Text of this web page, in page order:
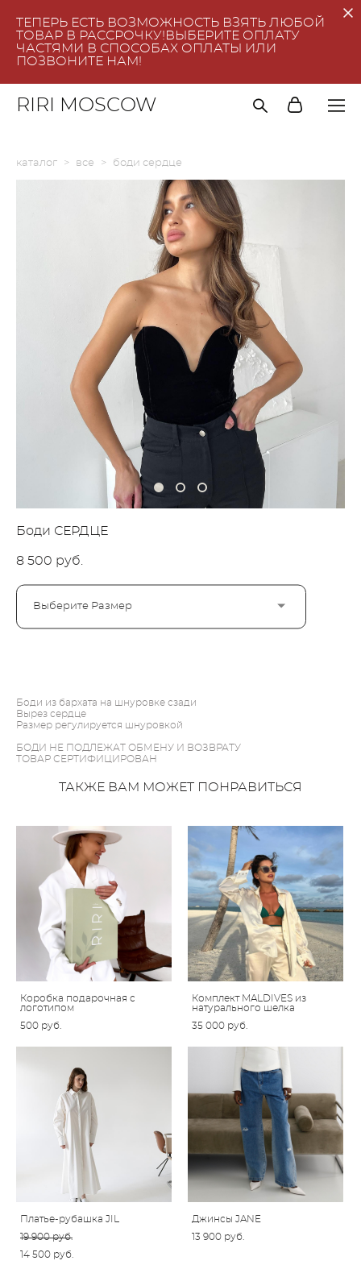
ТЕПЕРЬ ЕСТЬ ВОЗМОЖНОСТЬ ВЗЯТЬ ЛЮБОЙ
ТОВАР В РАССРОЧКУ!ВЫБЕРИТЕ ОПЛАТУ
ЧАСТЯМИ В СПОСОБАХ ОПЛАТЫ ИЛИ
ПОЗВОНИТЕ НАМ!
RIRI MOSCOW
каталог > все > боди сердце
Боди СЕРДЦЕ
8 500 pуб.
Выберите Размер
Боди из бархата на шнуровке сзади
Вырез сердце
Размер регулируется шнуровкой
БОДИ НЕ ПОДЛЕЖАТ ОБМЕНУ И ВОЗВРАТУ
ТОВАР СЕРТИФИЦИРОВАН
ТАКЖЕ ВАМ МОЖЕТ ПОНРАВИТЬСЯ
Коробка подарочная с
логотипом
500 pуб.
Комплект MALDIVES из
натурального шелка
35 000 pуб.
Платье-рубашка JIL
19 900 pуб.
14 500 pуб.
Джинсы JANE
13 900 pуб.